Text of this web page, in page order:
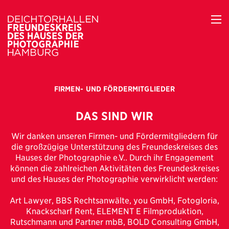
FIRMEN- UND FÖRDERMITGLIEDER
DAS SIND WIR
Wir danken unseren Firmen- und Fördermitgliedern für
die großzügige Unterstützung des Freundeskreises des
Hauses der Photographie e.V.. Durch ihr Engagement
können die zahlreichen Aktivitäten des Freundeskreises
und des Hauses der Photographie verwirklicht werden:
Art Lawyer, BBS Rechtsanwälte, you GmbH, Fotogloria,
Knackscharf Rent, ELEMENT E Filmproduktion,
Rutschmann und Partner mbB, BOLD Consulting GmbH,